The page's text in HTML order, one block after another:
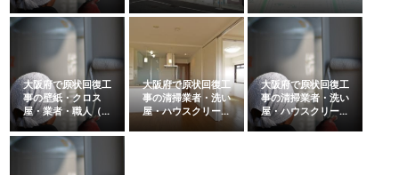
大阪府で原状回復工
事の壁紙・クロス
屋・業者・職人（...
大阪府で原状回復工
事の清掃業者・洗い
屋・ハウスクリー...
大阪府で原状回復工
事の清掃業者・洗い
屋・ハウスクリー...